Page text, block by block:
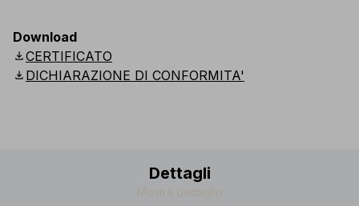
Codice
E019-B110
Download
downloadCERTIFICATO
download DICHIARAZIONE DI CONFORMITA'
Dettagli
Mostra dettaglio